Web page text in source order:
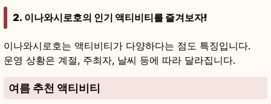
2. 이나와시로호의 인기 액티비티를 즐겨보자!
이나와시로호는 액티비티가 다양하다는 점도 특징입니다.
운영 상황은 계절, 주최자, 날씨 등에 따라 달라집니다.
여름 추천 액티비티